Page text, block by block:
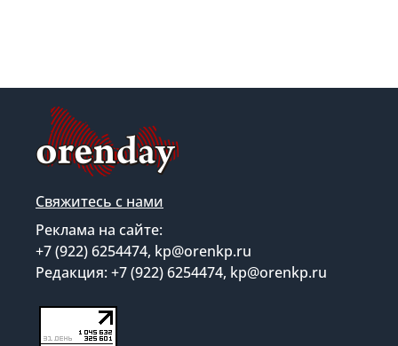
Свяжитесь с нами
Реклама на сайте:
+7 (922) 6254474, kp@orenkp.ru
Редакция: +7 (922) 6254474, kp@orenkp.ru